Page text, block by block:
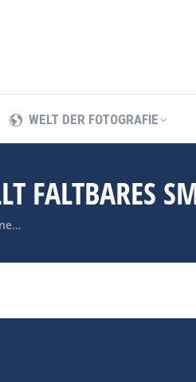
WELT DER FOTOGRAFIE
FALTBARES